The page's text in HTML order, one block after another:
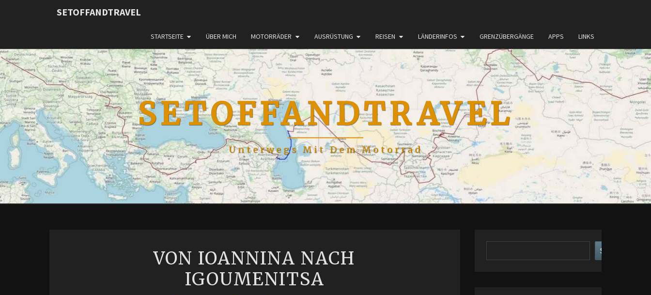
SETOFFANDTRAVEL
STARTSEITE ÜBER MICH MOTORRÄDER AUSRÜSTUNG REISEN LÄNDERINFOS GRENZÜBERGÄNGE APPS LINKS
SETOFFANDTRAVEL
Unterwegs Mit Dem Motorrad
IOANNINA
NACH
IGOUMENITSA
VON IOANNINA NACH
IGOUMENITSA
Suchen